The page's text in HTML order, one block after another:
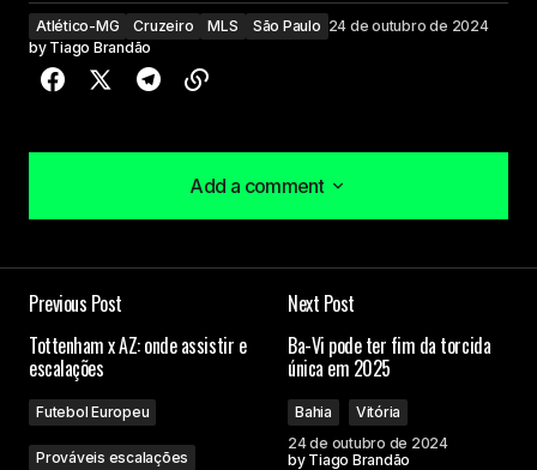
Atlético-MG Cruzeiro MLS São Paulo 24 de outubro de 2024
by Tiago Brandão
Add a comment
Add a comment
Campos obrigatórios são marcados com*
Comment
Previous Post
Tottenham x AZ: onde assistir e
escalações
Futebol Europeu
Prováveis escalações
Next Post
Ba-Vi pode ter fim da torcida
única em 2025
Bahia
Vitória
24 de outubro de 2024
by Tiago Brandão